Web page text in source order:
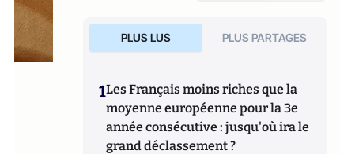
PLUS LUS PLUS PARTAGES
1Les Français moins riches que la
moyenne européenne pour la 3e
année consécutive : jusqu'où ira le
grand déclassement ?